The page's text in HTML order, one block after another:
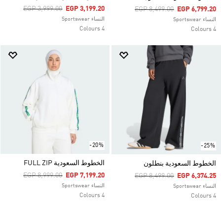
Price Reduced From
EGP 8,499.00ToEGP 6,799.20
النساء Sportswear
4 Colours
Price Reduced From
EGP 3,999.00ToEGP 3,199.20
النساء Sportswear
4 Colours
-25%
الخطوط السعودية بنطلون
Price Reduced From
EGP 8,499.00ToEGP 6,374.25
النساء Sportswear
4 Colours
-20%
الخطوط السعودية FULL ZIP
Price Reduced From
EGP 8,999.00ToEGP 7,199.20
النساء Sportswear
4 Colours